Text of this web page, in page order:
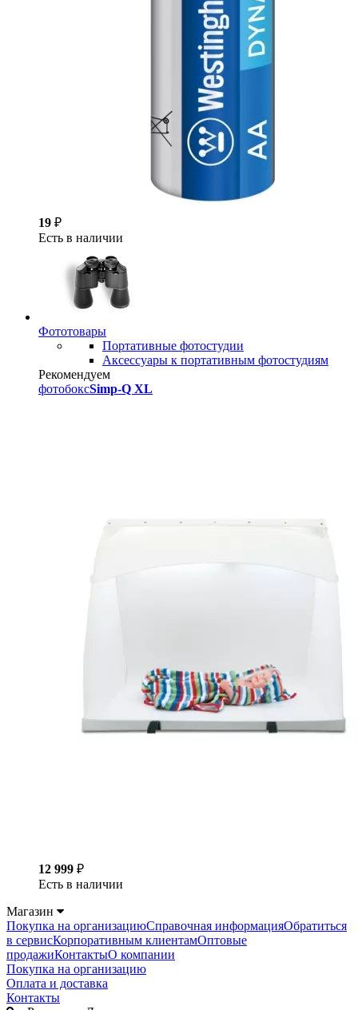
19 ₽
Есть в наличии
Фототовары
Портативные фотостудии
Аксессуары к портативным фотостудиям
Рекомендуем
фотобоксSimp-Q XL
12 999 ₽
Есть в наличии
Магазин
Покупка на организациюСправочная информацияОбратиться
в сервисКорпоративным клиентамОптовые
продажиКонтактыО компании
Покупка на организацию
Оплата и доставка
Контакты